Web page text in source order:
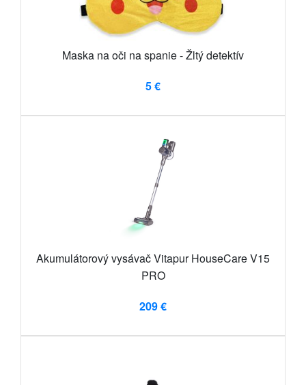
Maska na oči na spanie - Žltý detektív
5 €
Akumulátorový vysávač Vitapur HouseCare V15
PRO
209 €